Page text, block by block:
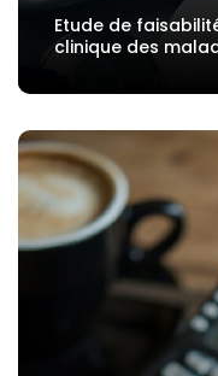
Etude de
clinique des